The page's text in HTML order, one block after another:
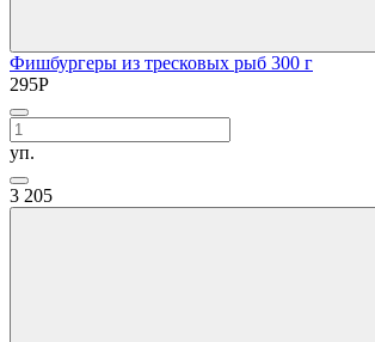
Фишбургеры из тресковых рыб 300 г
295Р
уп.
3 205